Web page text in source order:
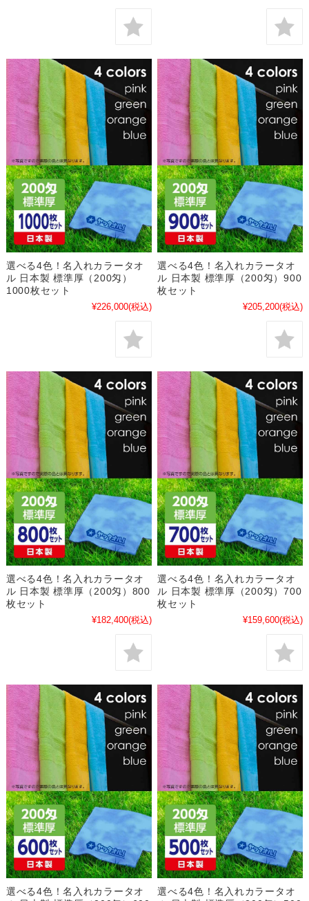
選べる4色！名入れカラータオ
ル 日本製 標準厚（200匁）
1000枚セット
¥226,000(税込)
選べる4色！名入れカラータオ
ル 日本製 標準厚（200匁）900
枚セット
¥205,200(税込)
選べる4色！名入れカラータオ
ル 日本製 標準厚（200匁）800
枚セット
¥182,400(税込)
選べる4色！名入れカラータオ
ル 日本製 標準厚（200匁）700
枚セット
¥159,600(税込)
選べる4色！名入れカラータオ
選べる4色！名入れカラータオ